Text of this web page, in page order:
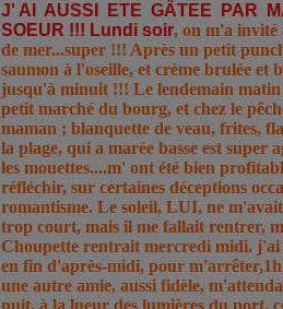
J' AI AUSSI ETE GÂTEE PAR
SOEUR !!! Lundi soir, on m'a
de mer...super !!! Après un petit
saumon à l'oseille, et crème brulée et
jusqu'à minuit !!! Le lendemain matin
petit marché du bourg, et chez le
maman ; blanquette de veau, frites,
la plage, qui a marée basse est super
les mouettes....m' ont été bien
réfléchir, sur certaines déceptions
romantisme. Le soleil, LUI, ne
trop court, mais il me fallait rentrer,
Choupette rentrait mercredi midi.
en fin d'après-midi, pour
une autre amie, aussi fidèle,
nuit, à la lueur des lumières du port,